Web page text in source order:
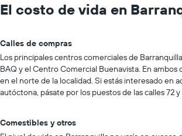
El costo de vida en
Calles de compras
Los principales centros comerciales de
BAQ y el Centro Comercial Buenavista. En ambos
en el norte de la localidad. Si estás interesado en
autóctona, pásate por los puestos de las calles 72 y
Comestibles y otros